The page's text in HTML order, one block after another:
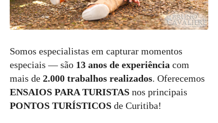
Somos especialistas em capturar momentos
especiais — são 13 anos de experiência com
mais de 2.000 trabalhos realizados. Oferecemos
ENSAIOS PARA TURISTAS nos principais
PONTOS TURÍSTICOS de Curitiba!